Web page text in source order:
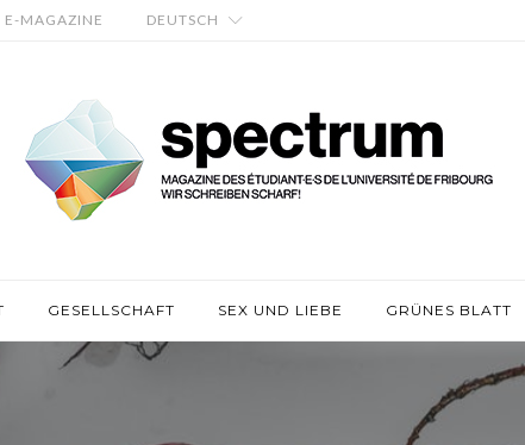
E-MAGAZINE DEUTSCH
GESELLSCHAFT SEX UND LIEBE GRÜNES BLATT